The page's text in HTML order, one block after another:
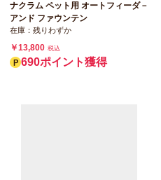
ナクラム ペット用 オートフィーダ－
アンド ファウンテン
在庫：残りわずか
￥13,800 税込
690ポイント獲得